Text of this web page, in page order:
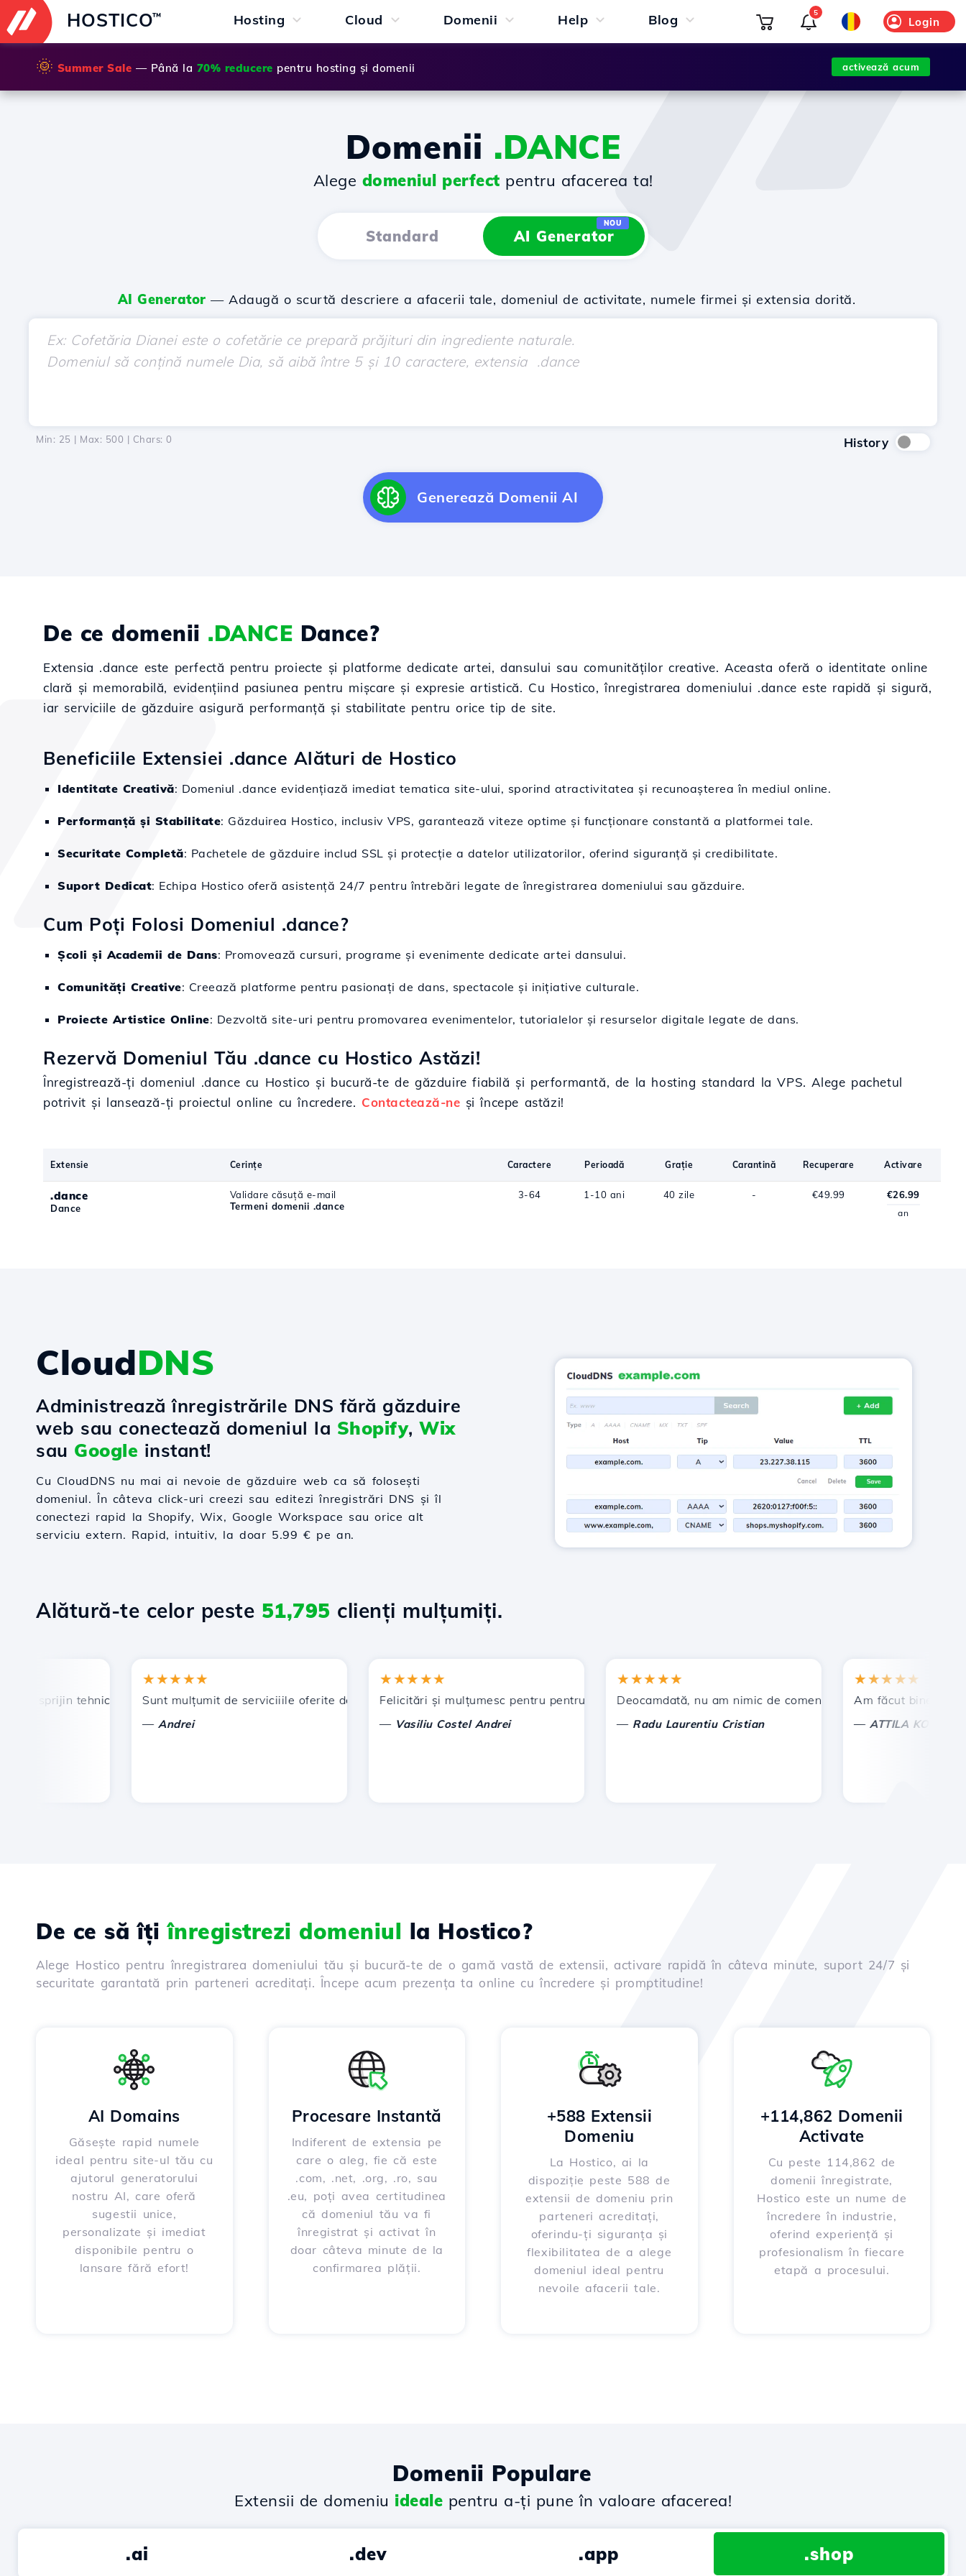
HOSTICO™ Hosting Cloud Domenii Help Blog Login
5
🌞 Summer Sale — Până la 70% reducere pentru hosting și domenii activează acum
Domenii .DANCE
Alege domeniul perfect pentru afacerea ta!
Standard AI Generator
NOU
AI Generator — Adaugă o scurtă descriere a afacerii tale, domeniul de activitate, numele firmei și extensia dorită.
Min: 25 | Max: 500 | Chars: 0 History
Generează Domenii AI
De ce domenii .DANCE Dance?
Extensia .dance este perfectă pentru proiecte și platforme dedicate artei, dansului sau comunităților creative. Aceasta oferă o identitate online
clară și memorabilă, evidențiind pasiunea pentru mișcare și expresie artistică. Cu Hostico, înregistrarea domeniului .dance este rapidă și sigură,
iar serviciile de găzduire asigură performanță și stabilitate pentru orice tip de site.
Beneficiile Extensiei .dance Alături de Hostico
Identitate Creativă: Domeniul .dance evidențiază imediat tematica site-ului, sporind atractivitatea și recunoașterea în mediul online.
Performanță și Stabilitate: Găzduirea Hostico, inclusiv VPS, garantează viteze optime și funcționare constantă a platformei tale.
Securitate Completă: Pachetele de găzduire includ SSL și protecție a datelor utilizatorilor, oferind siguranță și credibilitate.
Suport Dedicat: Echipa Hostico oferă asistență 24/7 pentru întrebări legate de înregistrarea domeniului sau găzduire.
Cum Poți Folosi Domeniul .dance?
Școli și Academii de Dans: Promovează cursuri, programe și evenimente dedicate artei dansului.
Comunități Creative: Creează platforme pentru pasionați de dans, spectacole și inițiative culturale.
Proiecte Artistice Online: Dezvoltă site-uri pentru promovarea evenimentelor, tutorialelor și resurselor digitale legate de dans.
Rezervă Domeniul Tău .dance cu Hostico Astăzi!
Înregistrează-ți domeniul .dance cu Hostico și bucură-te de găzduire fiabilă și performantă, de la hosting standard la VPS. Alege pachetul
potrivit și lansează-ți proiectul online cu încredere. Contactează-ne și începe astăzi!
Extensie Cerințe Caractere Perioadă Grație Carantină Recuperare Activare
.dance
Dance
Validare căsuță e-mail
Termeni domenii .dance
3-64 1-10 ani 40 zile - €49.99 €26.99
an
CloudDNS
Administrează înregistrările DNS fără găzduire
web sau conectează domeniul la Shopify, Wix
sau Google instant!
Cu CloudDNS nu mai ai nevoie de găzduire web ca să folosești
domeniul. În câteva click-uri creezi sau editezi înregistrări DNS și îl
conectezi rapid la Shopify, Wix, Google Workspace sau orice alt
serviciu extern. Rapid, intuitiv, la doar 5.99 € pe an.
Alătură-te celor peste 51,795 clienți mulțumiți.
sprijin tehnic prompt și eficient.
★★★★★
Sunt mulțumit de serviciiile oferite de Hostico. V-am recomandat și altor cunoștințe.
Andrei
★★★★★
Felicitări și mulțumesc pentru pentru sprijinul acordat !
Vasiliu Costel Andrei
★★★★★
Deocamdată, nu am nimic de comentat, ci doar de apreciat. Cu
Radu Laurentiu Cristian
★★★★★
Am făcut bine ca am
ATTILA KOLES
De ce să îțiînregistrezi domeniul la Hostico?
Alege Hostico pentru înregistrarea domeniului tău și bucură-te de o gamă vastă de extensii, activare rapidă în câteva minute, suport 24/7 și
securitate garantată prin parteneri acreditați. Începe acum prezența ta online cu încredere și promptitudine!
AI Domains
Găsește rapid numele
ideal pentru site-ul tău cu
ajutorul generatorului
nostru AI, care oferă
sugestii unice,
personalizate și imediat
disponibile pentru o
lansare fără efort!
Procesare Instantă
Indiferent de extensia pe
care o aleg, fie că este
.com, .net, .org, .ro, sau
.eu, poți avea certitudinea
că domeniul tău va fi
înregistrat și activat în
doar câteva minute de la
confirmarea plății.
+588 Extensii
Domeniu
La Hostico, ai la
dispoziție peste 588 de
extensii de domeniu prin
parteneri acreditați,
oferindu-ți siguranța și
flexibilitatea de a alege
domeniul ideal pentru
nevoile afacerii tale.
+114,862 Domenii
Activate
Cu peste 114,862 de
domenii înregistrate,
Hostico este un nume de
încredere în industrie,
oferind experiență și
profesionalism în fiecare
etapă a procesului.
Domenii Populare
Extensii de domeniu ideale pentru a-ți pune în valoare afacerea!
.ai .dev .app .shop